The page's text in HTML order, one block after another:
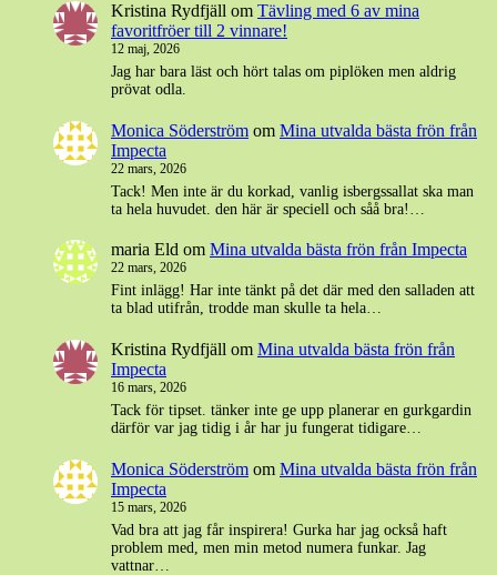
Kristina Rydfjäll om Tävling med 6 av mina
favoritfröer till 2 vinnare!
12 maj, 2026
Jag har bara läst och hört talas om piplöken men aldrig
prövat odla.
Monica Söderström om Mina utvalda bästa frön från
Impecta
22 mars, 2026
Tack! Men inte är du korkad, vanlig isbergssallat ska man
ta hela huvudet. den här är speciell och såå bra!…
maria Eld om Mina utvalda bästa frön från Impecta
22 mars, 2026
Fint inlägg! Har inte tänkt på det där med den salladen att
ta blad utifrån, trodde man skulle ta hela…
Kristina Rydfjäll om Mina utvalda bästa frön från
Impecta
16 mars, 2026
Tack för tipset. tänker inte ge upp planerar en gurkgardin
därför var jag tidig i år har ju fungerat tidigare…
Monica Söderström om Mina utvalda bästa frön från
Impecta
15 mars, 2026
Vad bra att jag får inspirera! Gurka har jag också haft
problem med, men min metod numera funkar. Jag
vattnar…